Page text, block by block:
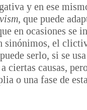
y en ese
que puede
en ocasiones se
sinónimos, el
serlo, si se
ciertas causas,
o una fase de